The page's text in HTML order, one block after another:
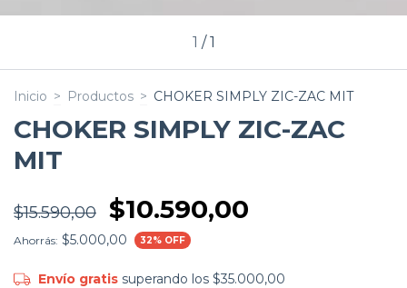
1 /1
Inicio > Productos > CHOKER SIMPLY ZIC-ZAC MIT
CHOKER SIMPLY ZIC-ZAC
MIT
$15.590,00 $10.590,00
Ahorrás: $5.000,00 32% OFF
Envío gratis superando los $35.000,00